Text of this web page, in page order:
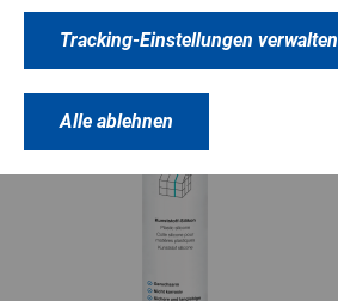
Tracking-Einstellungen verwalten
Alle ablehnen